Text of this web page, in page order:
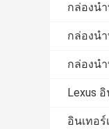
กล่องน
กล่องนำ
กล่องนำ
Lexus
อินเทอ